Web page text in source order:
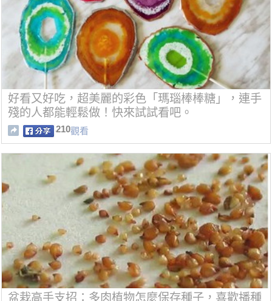
好看又好吃，超美麗的彩色「瑪瑙棒棒糖」，連手
殘的人都能輕鬆做！快來試試看吧。
210觀看
盆栽高手支招：多肉植物怎麼保存種子，喜歡播種